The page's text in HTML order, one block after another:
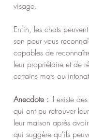
visage.
Enfin, les chats
son pour vous
capables de
leur propriétaire et de
certains mots ou
Anecdote : Il existe
qui ont pu retrouver
leur maison après
qui suggère qu'ils